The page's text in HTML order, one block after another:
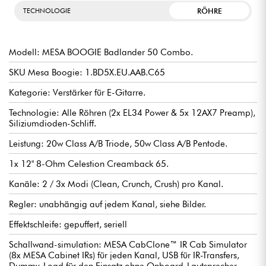
TECHNOLOGIE RÖHRE
Modell: MESA BOOGIE Badlander 50 Combo.
SKU Mesa Boogie: 1.BD5X.EU.AAB.C65
Kategorie: Verstärker für E-Gitarre.
Technologie: Alle Röhren (2x EL34 Power & 5x 12AX7 Preamp),
Siliziumdioden-Schliff.
Leistung: 20w Class A/B Triode, 50w Class A/B Pentode.
1x 12" 8-Ohm Celestion Creamback 65.
Kanäle: 2 / 3x Modi (Clean, Crunch, Crush) pro Kanal.
Regler: unabhängig auf jedem Kanal, siehe Bilder.
Effektschleife: gepuffert, seriell
Schallwand-simulation: MESA CabClone™ IR Cab Simulator
(8x MESA Cabinet IRs) für jeden Kanal, USB für IR-Transfers,